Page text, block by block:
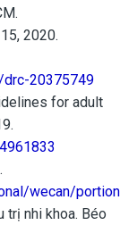
2020.
20375749
for adult
wecan/
trị nhi khoa. Béo